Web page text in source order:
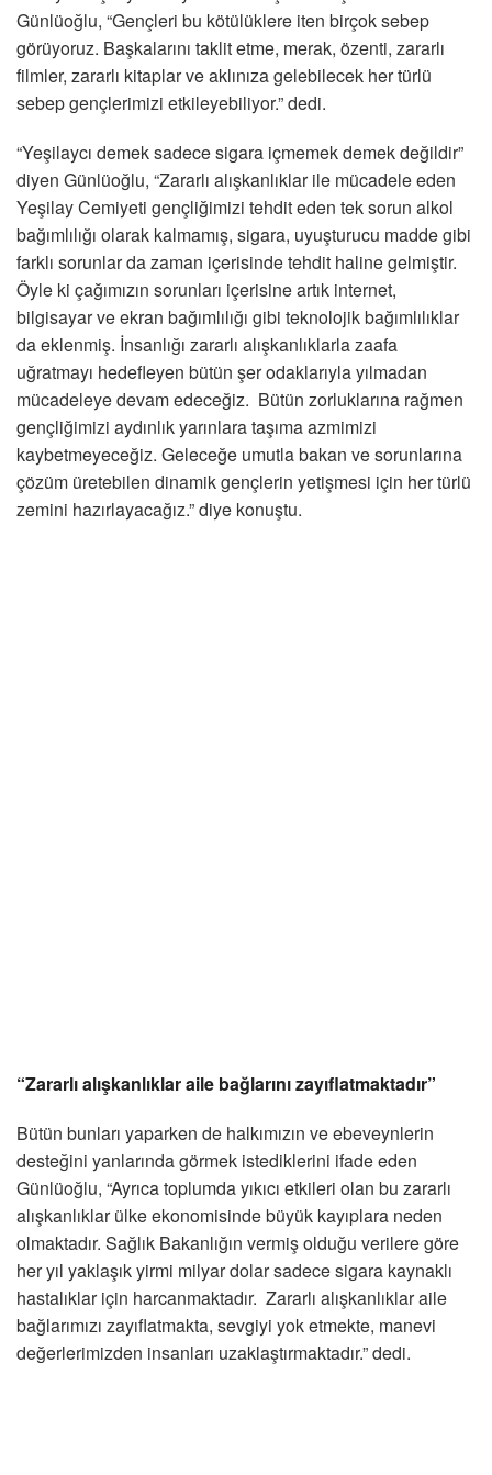
Günlüoğlu, “Gençleri bu kötülüklere iten birçok sebep
görüyoruz. Başkalarını taklit etme, merak, özenti, zararlı
filmler, zararlı kitaplar ve aklınıza gelebilecek her türlü
sebep gençlerimizi etkileyebiliyor.” dedi.
“Yeşilaycı demek sadece sigara içmemek demek değildir”
diyen Günlüoğlu, “Zararlı alışkanlıklar ile mücadele eden
Yeşilay Cemiyeti gençliğimizi tehdit eden tek sorun alkol
bağımlılığı olarak kalmamış, sigara, uyuşturucu madde gibi
farklı sorunlar da zaman içerisinde tehdit haline gelmiştir.
Öyle ki çağımızın sorunları içerisine artık internet,
bilgisayar ve ekran bağımlılığı gibi teknolojik bağımlılıklar
da eklenmiş. İnsanlığı zararlı alışkanlıklarla zaafa
uğratmayı hedefleyen bütün şer odaklarıyla yılmadan
mücadeleye devam edeceğiz. Bütün zorluklarına rağmen
gençliğimizi aydınlık yarınlara taşıma azmimizi
kaybetmeyeceğiz. Geleceğe umutla bakan ve sorunlarına
çözüm üretebilen dinamik gençlerin yetişmesi için her türlü
zemini hazırlayacağız.” diye konuştu.
“Zararlı alışkanlıklar aile bağlarını zayıflatmaktadır”
Bütün bunları yaparken de halkımızın ve ebeveynlerin
desteğini yanlarında görmek istediklerini ifade eden
Günlüoğlu, “Ayrıca toplumda yıkıcı etkileri olan bu zararlı
alışkanlıklar ülke ekonomisinde büyük kayıplara neden
olmaktadır. Sağlık Bakanlığın vermiş olduğu verilere göre
her yıl yaklaşık yirmi milyar dolar sadece sigara kaynaklı
hastalıklar için harcanmaktadır. Zararlı alışkanlıklar aile
bağlarımızı zayıflatmakta, sevgiyi yok etmekte, manevi
değerlerimizden insanları uzaklaştırmaktadır.” dedi.